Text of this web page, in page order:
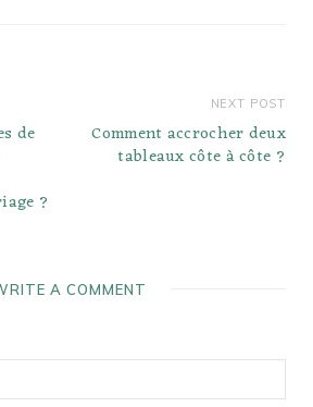
de
?
NEXT POST
Comment accrocher deux
tableaux côte à côte ?
A COMMENT